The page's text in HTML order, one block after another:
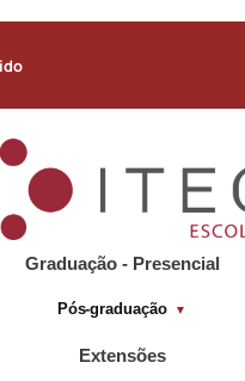
Graduação - Presencial
Pós-graduação
Extensões